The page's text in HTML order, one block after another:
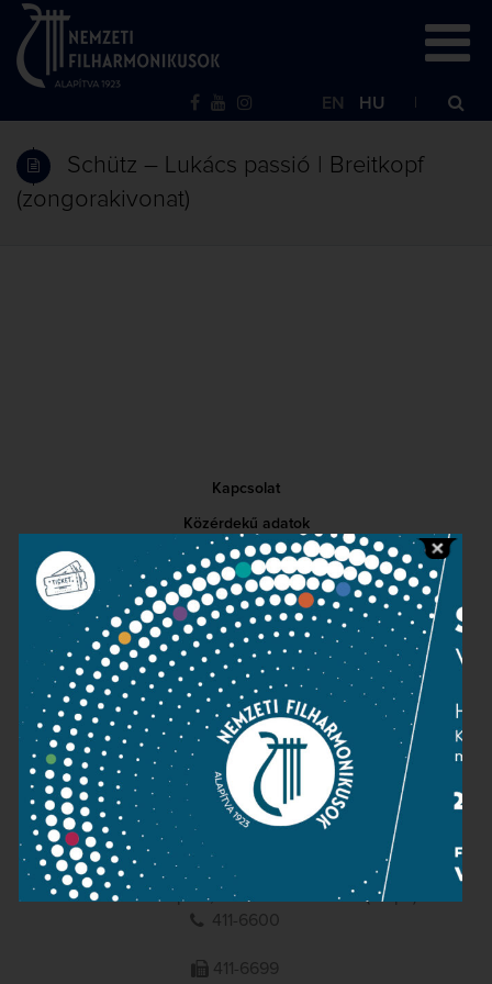
EN HU
Schütz – Lukács passió | Breitkopf
(zongorakivonat)
Kapcsolat
Közérdekű adatok
Sajtószoba
Adatvédelem
Impresszum
NEMZETI
FILHARMONIKUSOK
1095 Budapest, Komor Marcell u. 1. (Müpa)
411-6600
411-6699